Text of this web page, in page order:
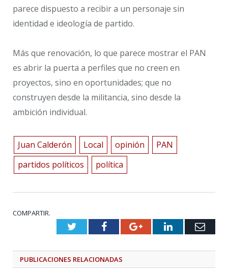
parece dispuesto a recibir a un personaje sin
identidad e ideología de partido.
Más que renovación, lo que parece mostrar el PAN
es abrir la puerta a perfiles que no creen en
proyectos, sino en oportunidades; que no
construyen desde la militancia, sino desde la
ambición individual.
Juan Calderón Local opinión
PAN
partidos políticos
política
COMPARTIR.
TwitterFacebookGoogle+LinkedIn
PUBLICACIONES RELACIONADAS